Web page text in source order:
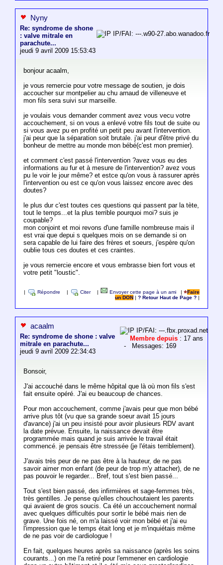
Nyny
Re: syndrome de shone
: valve mitrale en
parachute...
jeudi 9 avril 2009 15:53:43
IP/FAI: ---.w90-27.abo.wanadoo.fr
bonjour acaalm,
je vous remercie pour votre message de soutien, je dois
accoucher sur montpelier au chu arnaud de villeneuve et
mon fils sera suivi sur marseille.
je voulais vous demander comment avez vous vecu votre
accouchement, si on vous a enlevé votre fils tout de suite ou
si vous avez pu en profité un petit peu avant l'intervention.
j'ai peur que la séparation soit brutale. j'ai peur d'être privé du
bonheur de mettre au monde mon bébé(c'est mon premier).
et comment c'est passé l'intervention ?avez vous eu des
informations au fur et à mesure de l'intervention? avez vous
pu le voir le jour même? et estce qu'on vous à rassurer après
l'intervention ou est ce qu'on vous laissez encore avec des
doutes?
le plus dur c'est toutes ces questions qui passent par la tète,
tout le temps...et la plus terrible pourquoi moi? suis je
coupable?
mon conjoint et moi revons d'une famille nombreuse mais il
est vrai que depui s quelques mois on se demande si on
sera capable de lui faire des frères et soeurs, j'espère qu'on
oublie tous ces doutes et ces craintes.
je vous remercie encore et vous embrasse bien fort vous et
votre petit "loustic".
Répondre Citer Envoyer cette page à un ami |
Faire
un DON
|? Retour Haut de Page ?
acaalm
Re: syndrome de shone : valve
mitrale en parachute...
jeudi 9 avril 2009 22:34:43
IP/FAI: ---.fbx.proxad.net
Membre depuis : 17 ans
- Messages: 169
Bonsoir,
J'ai accouché dans le même hôpital que là où mon fils s'est
fait ensuite opéré. J'ai eu beaucoup de chances.
Pour mon accouchement, comme j'avais peur que mon bébé
arrive plus tôt (vu que sa grande soeur avait 15 jours
d'avance) j'ai un peu insisté pour avoir plusieurs RDV avant
la date prévue. Ensuite, la naissance devait être
programmée mais quand je suis arrivée le travail était
commencé. je pensais être stressée (je l'étais terriblement).
J'avais très peur de ne pas être à la hauteur, de ne pas
savoir aimer mon enfant (de peur de trop m'y attacher), de ne
pas pouvoir le regarder... Bref, tout s'est bien passé...
Tout s'est bien passé, des infirmières et sage-femmes très,
très gentilles. Je pense qu'elles chouchoutaient les parents
qui avaient de gros soucis. Ca été un accouchement normal
avec quelques difficultés pour sortir le bébé mais rien de
grave. Une fois né, on m'a laissé voir mon bébé et j'ai eu
l'impression que le temps était long et je m'inquiétais même
de ne pas voir de cardiologue !
En fait, quelques heures après sa naissance (après les soins
courants...) on me l'a retiré pour l'emmener en cardiologie